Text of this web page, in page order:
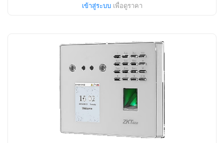
เข้าสู่ระบบเพื่อดูราคา